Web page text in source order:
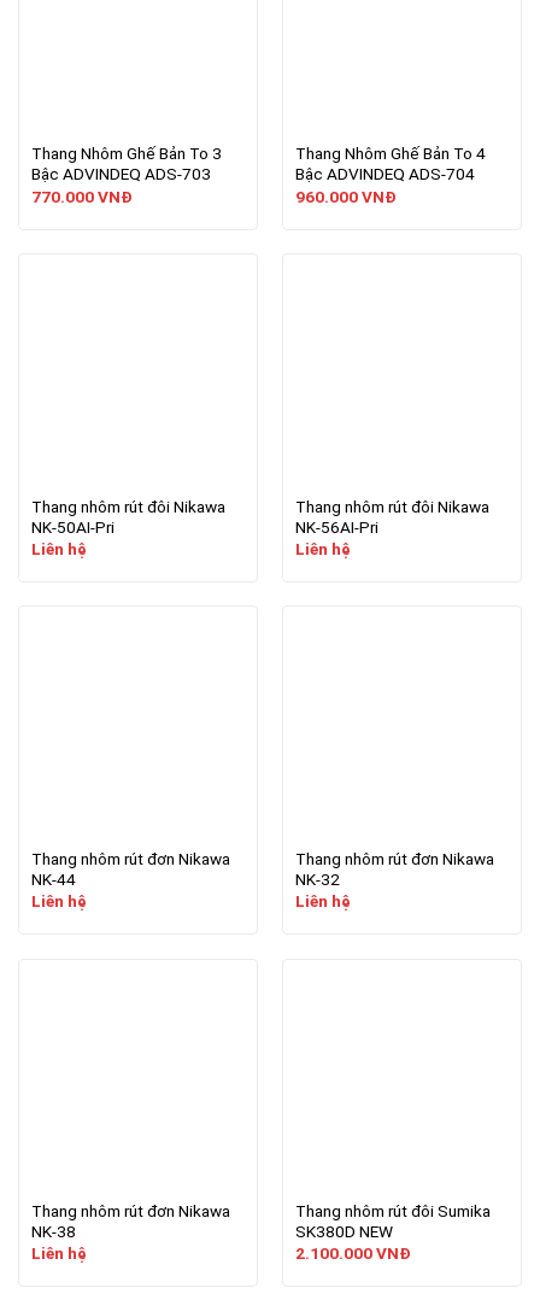
Thang Nhôm Ghế Bản To 3
Bậc ADVINDEQ ADS-703
770.000VNĐ
Thang Nhôm Ghế Bản To 4
Bậc ADVINDEQ ADS-704
960.000VNĐ
Thang nhôm rút đôi Nikawa
NK-50AI-Pri
Liên hệ
Thang nhôm rút đôi Nikawa
NK-56AI-Pri
Liên hệ
Thang nhôm rút đơn Nikawa
NK-44
Liên hệ
Thang nhôm rút đơn Nikawa
NK-32
Liên hệ
Thang nhôm rút đơn Nikawa
NK-38
Liên hệ
Thang nhôm rút đôi Sumika
SK380D NEW
2.100.000VNĐ